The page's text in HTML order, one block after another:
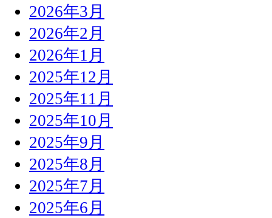
2026年3月
2026年2月
2026年1月
2025年12月
2025年11月
2025年10月
2025年9月
2025年8月
2025年7月
2025年6月